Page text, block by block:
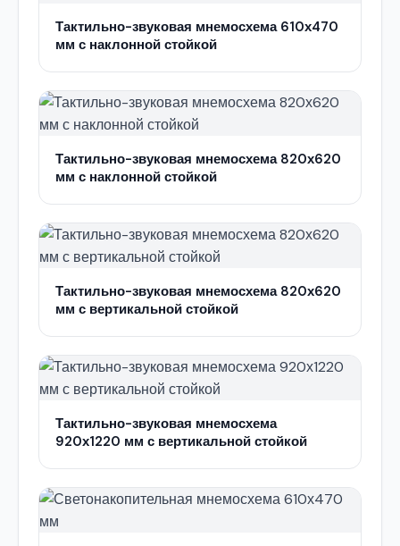
Тактильно-звуковая мнемосхема 610х470
мм с наклонной стойкой
Тактильно-звуковая мнемосхема 820х620
мм с наклонной стойкой
Тактильно-звуковая мнемосхема 820х620
мм с вертикальной стойкой
Тактильно-звуковая мнемосхема
920х1220 мм с вертикальной стойкой